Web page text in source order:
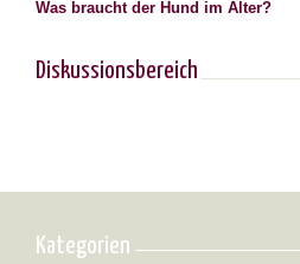
Was braucht der Hund im Alter?
Diskussionsbereich
Kategorien